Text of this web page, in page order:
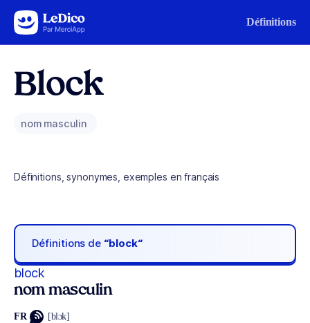
Aller au contenu Définitions
Block
nom masculin
Définitions, synonymes, exemples en français
Définitions de “block“
block
nom masculin
FR [blɔk]